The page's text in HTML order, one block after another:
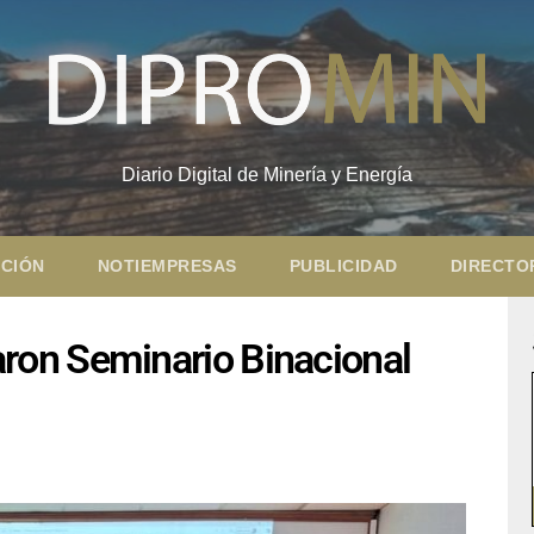
Diario Digital de Minería y Energía
NOTIEMPRESAS PUBLICIDAD
Seminario Binacional